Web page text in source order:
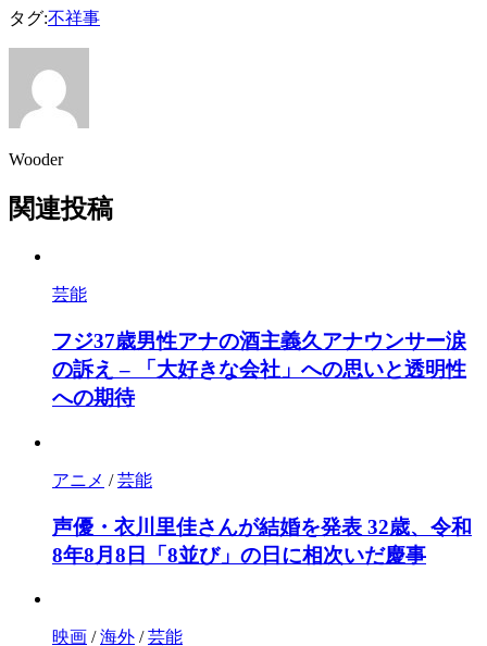
タグ:不祥事
Wooder
関連投稿
芸能
フジ37歳男性アナの酒主義久アナウンサー涙
の訴え – 「大好きな会社」への思いと透明性
への期待
アニメ /芸能
声優・衣川里佳さんが結婚を発表 32歳、令和
8年8月8日「8並び」の日に相次いだ慶事
映画 /海外 /芸能